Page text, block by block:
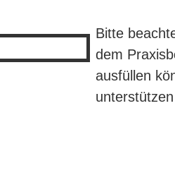
Bitte
dem
ausfüllen